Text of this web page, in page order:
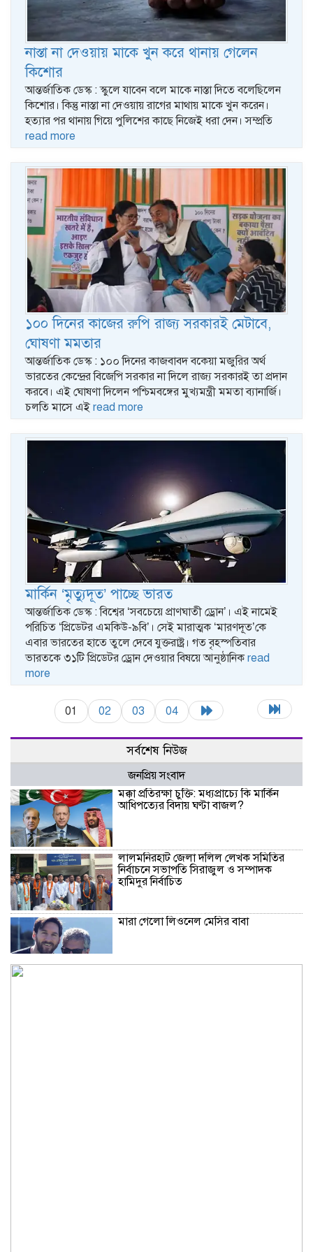
নাস্তা না দেওয়ায় মাকে খুন করে থানায় গেলেন
কিশোর
আন্তর্জাতিক ডেস্ক : স্কুলে যাবেন বলে মাকে নাস্তা দিতে বলেছিলেন
কিশোর। কিন্তু নাস্তা না দেওয়ায় রাগের মাথায় মাকে খুন করেন।
হত্যার পর থানায় গিয়ে পুলিশের কাছে নিজেই ধরা দেন। সম্প্রতি
read more
১০০ দিনের কাজের রুপি রাজ্য সরকারই মেটাবে,
ঘোষণা মমতার
আন্তর্জাতিক ডেস্ক : ১০০ দিনের কাজবাবদ বকেয়া মজুরির অর্থ
ভারতের কেন্দ্রের বিজেপি সরকার না দিলে রাজ্য সরকারই তা প্রদান
করবে। এই ঘোষণা দিলেন পশ্চিমবঙ্গের মুখ্যমন্ত্রী মমতা ব্যানার্জি।
চলতি মাসে এই read more
মার্কিন ‘মৃত্যুদূত’ পাচ্ছে ভারত
আন্তর্জাতিক ডেস্ক : বিশ্বের ‘সবচেয়ে প্রাণঘাতী ড্রোন’। এই নামেই
পরিচিত ‘প্রিডেটর এমকিউ-৯বি’। সেই মারাত্মক ‘মারণদূত’কে
এবার ভারতের হাতে তুলে দেবে যুক্তরাষ্ট্র। গত বৃহস্পতিবার
ভারতকে ৩১টি প্রিডেটর ড্রোন দেওয়ার বিষয়ে আনুষ্ঠানিকread
more
01 02 03 04
সর্বশেষ নিউজ
জনপ্রিয় সংবাদ
মক্কা প্রতিরক্ষা চুক্তি: মধ্যপ্রাচ্যে কি মার্কিন
আধিপত্যের বিদায় ঘণ্টা বাজল?
‎লালমনিরহাট জেলা দলিল লেখক সমিতির
নির্বাচনে সভাপতি সিরাজুল ও সম্পাদক
হামিদুর নির্বাচিত
মারা গেলো লিওনেল মেসির বাবা